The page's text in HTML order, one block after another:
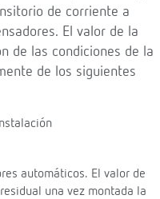
de corriente a
El valor de la
de las condiciones de la
de los siguientes
automáticos. El valor de
una vez montada la